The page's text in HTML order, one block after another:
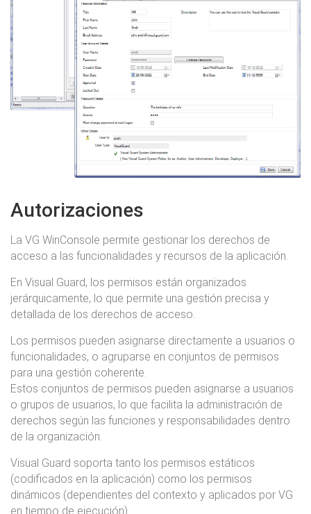
Autorizaciones
La VG WinConsole permite gestionar los derechos de
acceso a las funcionalidades y recursos de la aplicación.
En Visual Guard, los permisos están organizados
jerárquicamente, lo que permite una gestión precisa y
detallada de los derechos de acceso.
Los permisos pueden asignarse directamente a usuarios o
funcionalidades, o agruparse en conjuntos de permisos
para una gestión coherente.
Estos conjuntos de permisos pueden asignarse a usuarios
o grupos de usuarios, lo que facilita la administración de
derechos según las funciones y responsabilidades dentro
de la organización.
Visual Guard soporta tanto los permisos estáticos
(codificados en la aplicación) como los permisos
dinámicos (dependientes del contexto y aplicados por VG
en tiempo de ejecución).